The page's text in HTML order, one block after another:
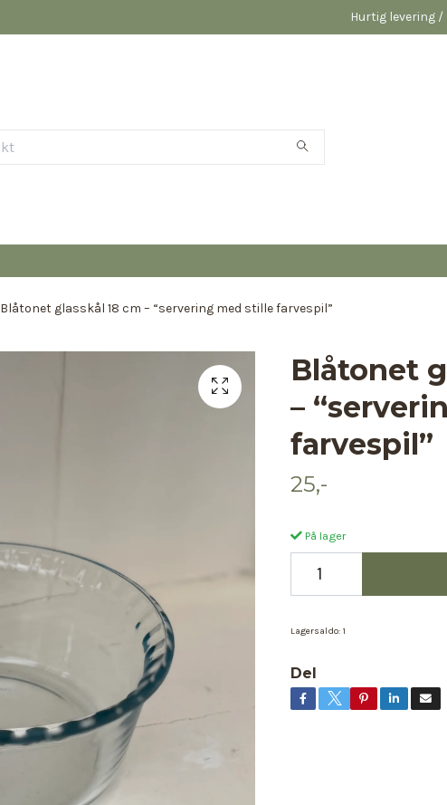
Hurtig levering
Blåtonet glasskål 18 cm – “servering med stille farvespil”
Blåtonet
–
farvespil”
25,-
På lager
Lagersaldo: 1
Del